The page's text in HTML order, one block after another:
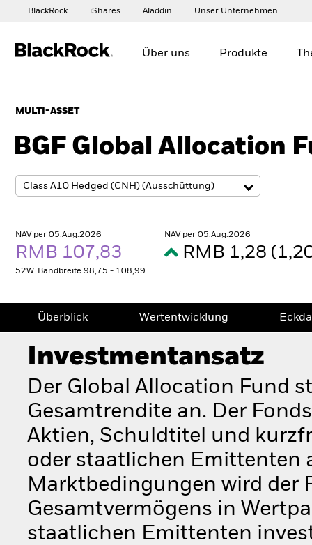
BlackRock iShares Aladdin Unser Unternehmen
Über uns Produkte
MULTI-ASSET
BGF Global Allocation
NAV per 05.Aug.2026
RMB 107,83
52W-Bandbreite 98,75 - 108,99
NAV per 05.Aug.2026
RMB 1,28
Überblick Wertentwicklung
Investmentansatz
Der Global Allocation Fund
Gesamtrendite an. Der
Aktien, Schuldtitel und
oder staatlichen Emittenten
Marktbedingungen wird der
Gesamtvermögens in
staatlichen Emittenten